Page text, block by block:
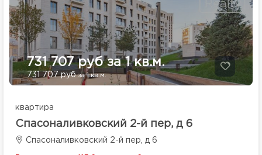
731 707 руб за 1 кв.м.
731 707 рубза 1 кв.м.
квартира
Спасоналивковский 2-й пер, д 6
Спасоналивковский 2-й пер, д 6